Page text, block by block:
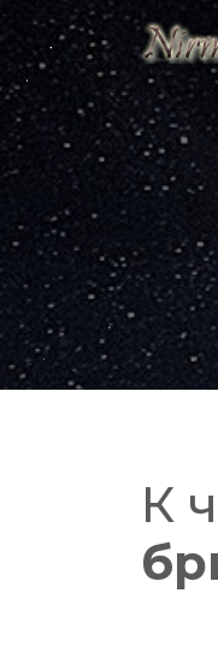
К